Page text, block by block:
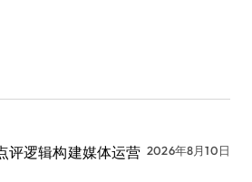
评逻辑构建媒体运营 2026年8月10日